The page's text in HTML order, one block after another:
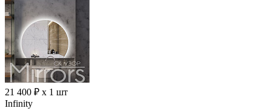
21 400 ₽ x 1 шт
Infinity